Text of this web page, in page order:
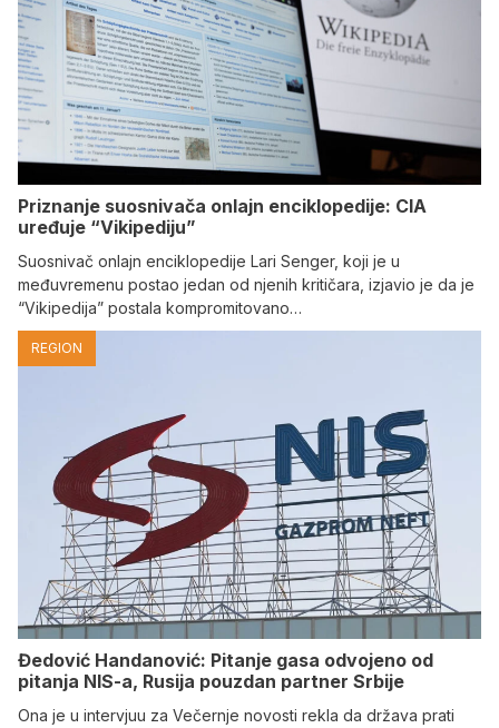
Priznanje suosnivača onlajn enciklopedije: CIA
uređuje “Vikipediju”
Suosnivač onlajn enciklopedije Lari Senger, koji je u
međuvremenu postao jedan od njenih kritičara, izjavio je da je
“Vikipedija” postala kompromitovano…
REGION
Đedović Handanović: Pitanje gasa odvojeno od
pitanja NIS-a, Rusija pouzdan partner Srbije
Ona je u intervjuu za Večernje novosti rekla da država prati